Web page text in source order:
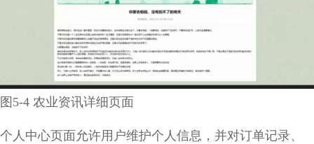
图5-4 农业资讯详细页面
个人中心页面允许用户维护个人信息，并对订单记录、